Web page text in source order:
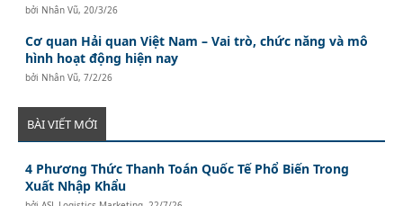
bởi Nhân Vũ,20/3/26
Cơ quan Hải quan Việt Nam – Vai trò, chức năng và mô
hình hoạt động hiện nay
bởi Nhân Vũ,7/2/26
BÀI VIẾT MỚI
4 Phương Thức Thanh Toán Quốc Tế Phổ Biến Trong
Xuất Nhập Khẩu